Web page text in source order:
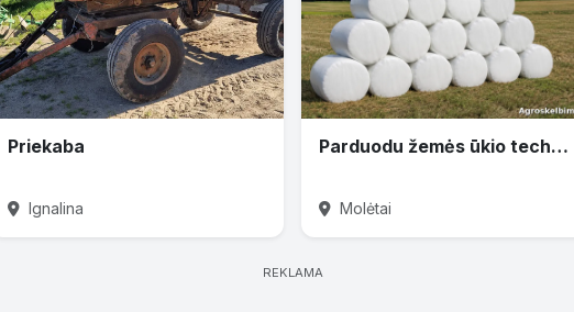
Priekaba
Ignalina
Parduodu žemės ūkio techniką
Molėtai
REKLAMA